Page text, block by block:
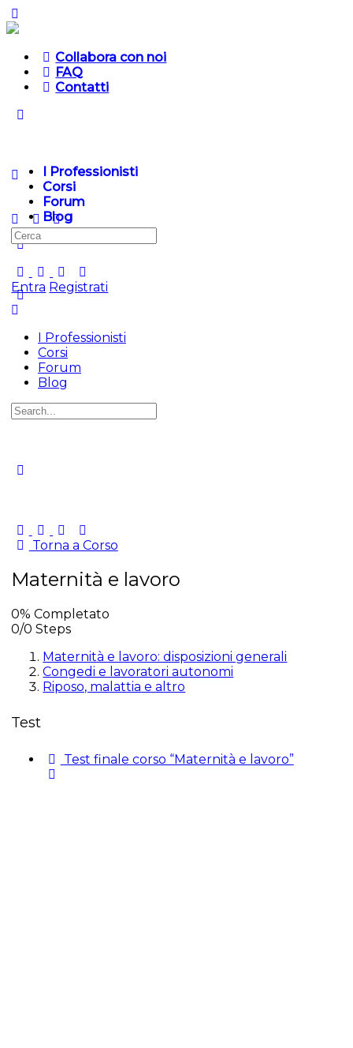
Collabora con noi
FAQ
Contatti
I Professionisti
Corsi
Forum
Blog
Entra Registrati
Cerca
per:
I Professionisti
Corsi
Forum
Blog
Cerca
per:
Torna a Corso
Maternità e lavoro
0% Completato
0/0 Steps
Maternità e lavoro: disposizioni generali
Congedi e lavoratori autonomi
Riposo, malattia e altro
Test
Test finale corso “Maternità e lavoro”